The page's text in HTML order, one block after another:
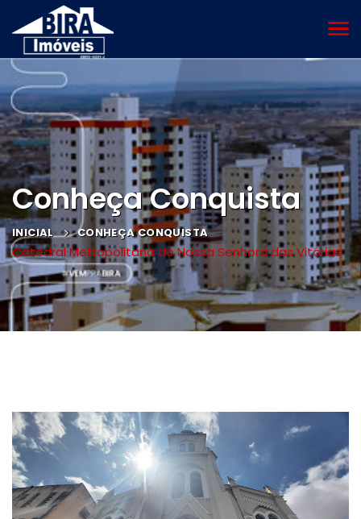
Conheça Conquista
INICIAL CONHEÇA CONQUISTA
Catedral Metropolitana de Nossa Senhora das Vitórias